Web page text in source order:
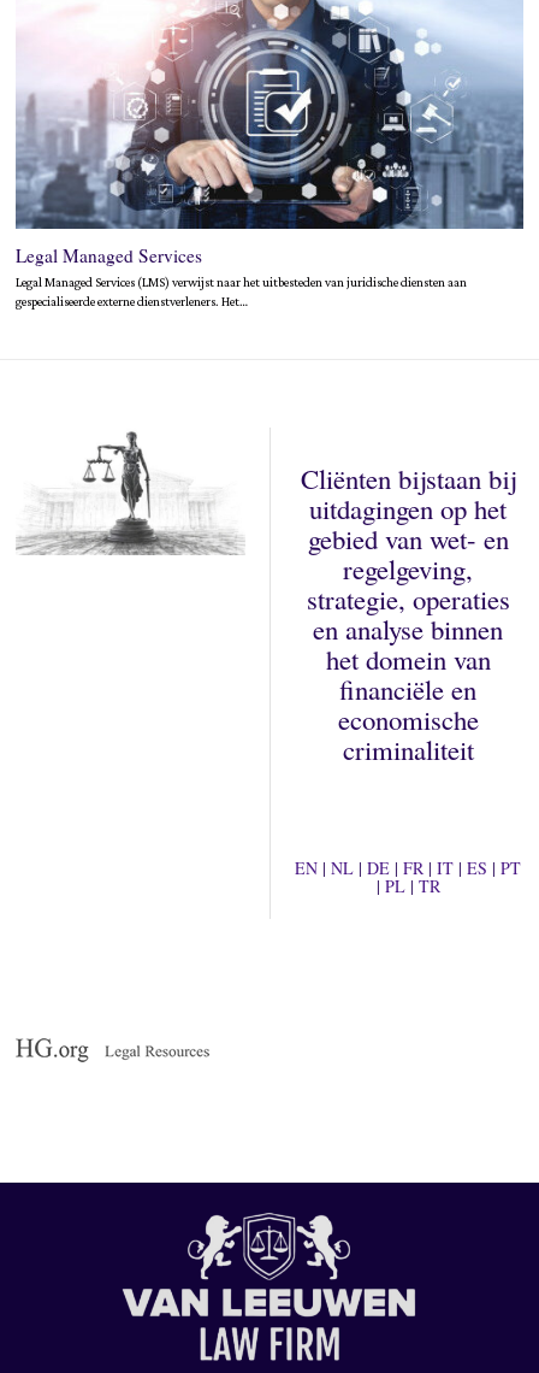
Legal Managed Services
Legal Managed Services (LMS) verwijst naar het uitbesteden van juridische diensten aan
gespecialiseerde externe dienstverleners. Het…
Cliënten bijstaan bij
uitdagingen op het
gebied van wet- en
regelgeving,
strategie, operaties
en analyse binnen
het domein van
financiële en
economische
criminaliteit
EN |NL |DE |FR |IT |ES |PT
| PL| TR